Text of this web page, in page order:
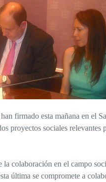
firmado esta mañana en el
proyectos sociales relevantes
colaboración en el campo
última se compromete a